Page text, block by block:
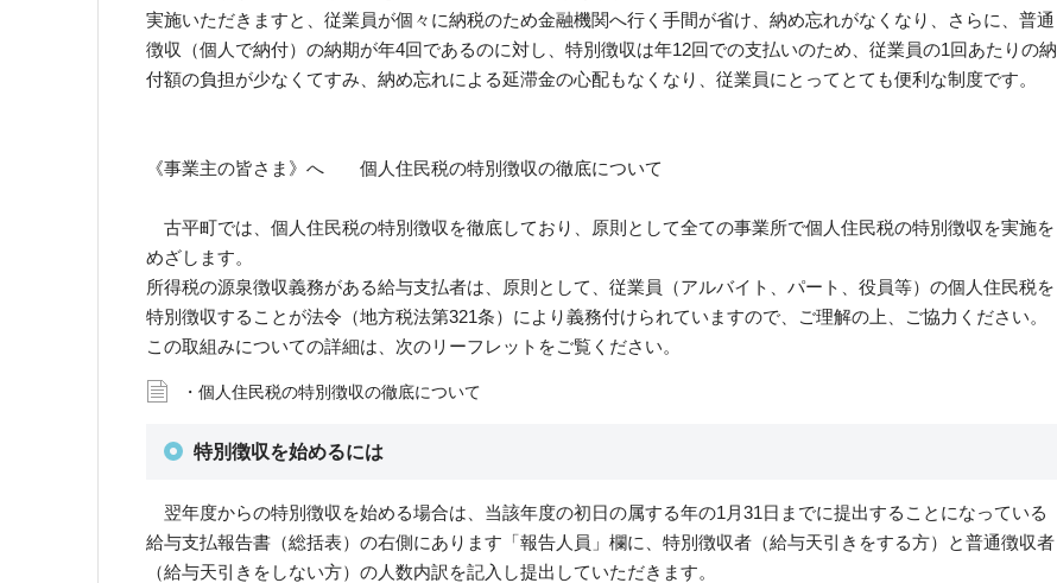
実施いただきますと、従業員が個々に納税のため金融機関へ行く手間が省け、納め忘れがなくなり、さらに、普通
徴収（個人で納付）の納期が年4回であるのに対し、特別徴収は年12回での支払いのため、従業員の1回あたりの納
付額の負担が少なくてすみ、納め忘れによる延滞金の心配もなくなり、従業員にとってとても便利な制度です。
《事業主の皆さま》へ 個人住民税の特別徴収の徹底について
古平町では、個人住民税の特別徴収を徹底しており、原則として全ての事業所で個人住民税の特別徴収を実施を
めざします。
所得税の源泉徴収義務がある給与支払者は、原則として、従業員（アルバイト、パート、役員等）の個人住民税を
特別徴収することが法令（地方税法第321条）により義務付けられていますので、ご理解の上、ご協力ください。
この取組みについての詳細は、次のリーフレットをご覧ください。
・個人住民税の特別徴収の徹底について
特別徴収を始めるには
翌年度からの特別徴収を始める場合は、当該年度の初日の属する年の1月31日までに提出することになっている
給与支払報告書（総括表）の右側にあります「報告人員」欄に、特別徴収者（給与天引きをする方）と普通徴収者
（給与天引きをしない方）の人数内訳を記入し提出していただきます。